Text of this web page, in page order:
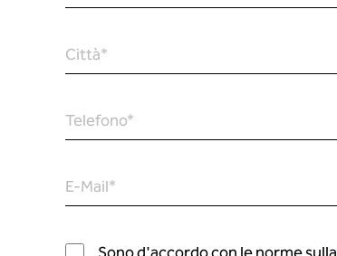
Città*
Telefono*
E-Mail*